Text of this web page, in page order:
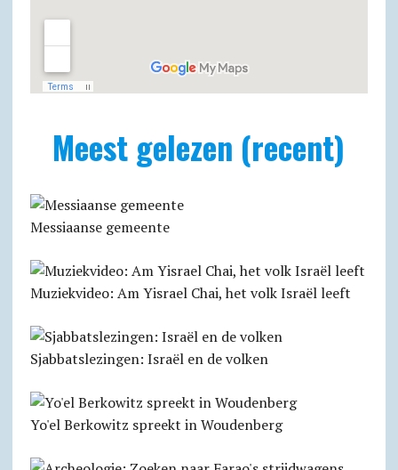
Meest gelezen (recent)
Messiaanse gemeente
Muziekvideo: Am Yisrael Chai, het volk Israël leeft
Sjabbatslezingen: Israël en de volken
Yo'el Berkowitz spreekt in Woudenberg